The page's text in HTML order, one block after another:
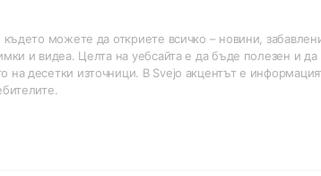
можете да откриете всичко – новини,
и видеа. Целта на уебсайта е да бъде полезен и да
на десетки източници. В Svejo акцентът е